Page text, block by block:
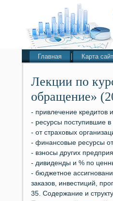
Главная Карта
Лекции по
обращение»
- привлечение кредитов
- ресурсы поступившие
- от страховых
- финансовые ресурсы
- взносы других
- дивиденды и % по
- бюджетное
заказов, инвестиций,
35. Содержание и